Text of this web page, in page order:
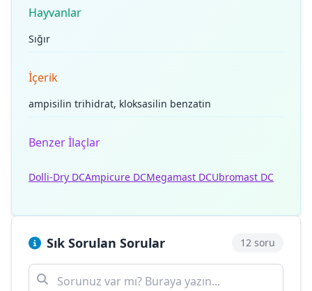
Hayvanlar
Sığır
İçerik
ampisilin trihidrat, kloksasilin benzatin
Benzer İlaçlar
Dolli-Dry DCAmpicure DCMegamast DCUbromast DC
Sık Sorulan Sorular 12 soru